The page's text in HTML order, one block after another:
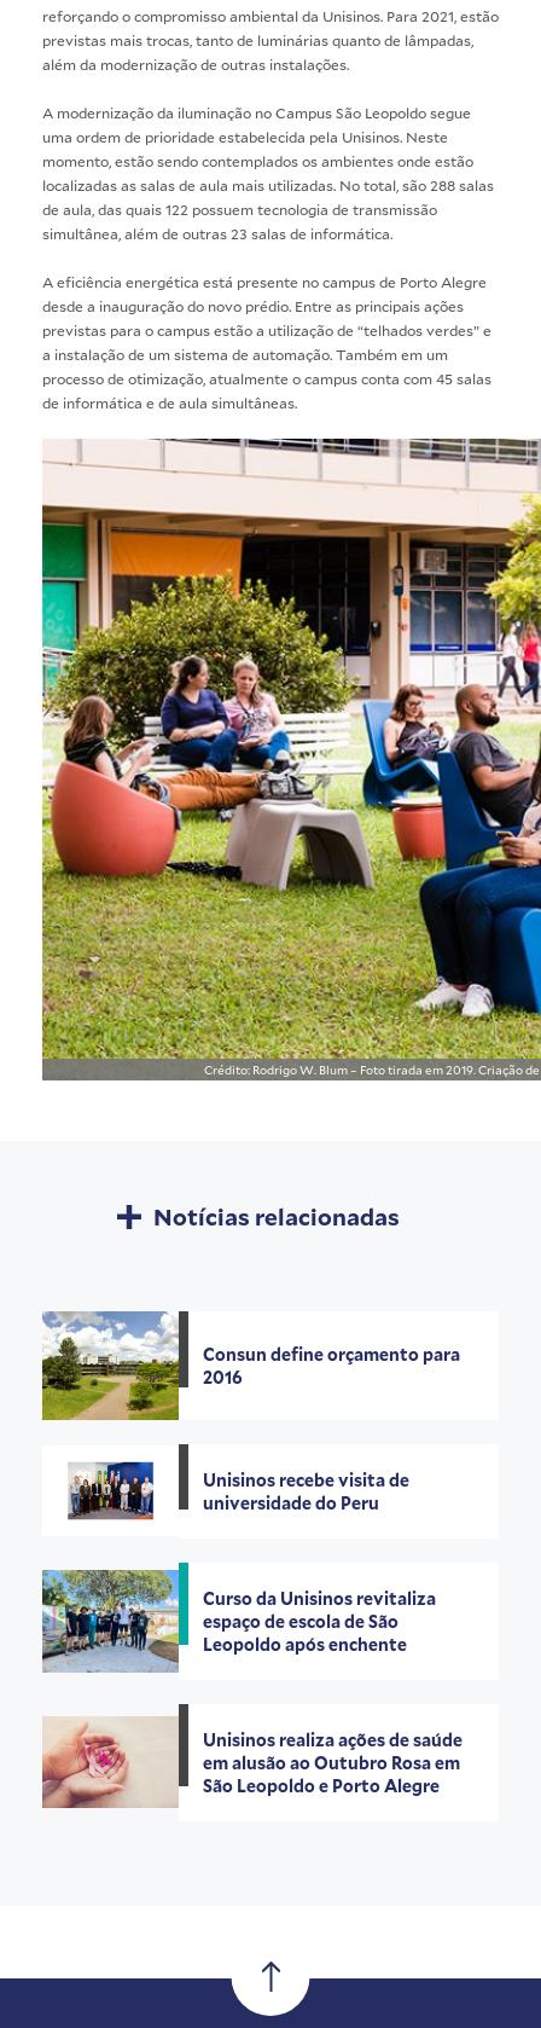
reforçando o compromisso ambiental da Unisinos. Para 2021, estão
previstas mais trocas, tanto de luminárias quanto de lâmpadas,
além da modernização de outras instalações.
A modernização da iluminação no Campus São Leopoldo segue
uma ordem de prioridade estabelecida pela Unisinos. Neste
momento, estão sendo contemplados os ambientes onde estão
localizadas as salas de aula mais utilizadas. No total, são 288 salas
de aula, das quais 122 possuem tecnologia de transmissão
simultânea, além de outras 23 salas de informática.
A eficiência energética está presente no campus de Porto Alegre
desde a inauguração do novo prédio. Entre as principais ações
previstas para o campus estão a utilização de “telhados verdes” e
a instalação de um sistema de automação. Também em um
processo de otimização, atualmente o campus conta com 45 salas
de informática e de aula simultâneas.
Crédito: Rodrigo W. Blum – Foto tirada em 2019. Criação
Notícias relacionadas
Consun define orçamento para
2016
Unisinos recebe visita de
universidade do Peru
Curso da Unisinos revitaliza
espaço de escola de São
Leopoldo após enchente
Unisinos realiza ações de saúde
em alusão ao Outubro Rosa em
São Leopoldo e Porto Alegre